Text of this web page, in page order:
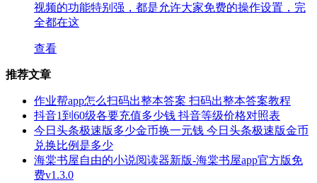
视频的功能特别强，都是允许大家免费的操作设置，完
全都在这
查看
推荐文章
作业帮app怎么扫码出整本答案 扫码出整本答案教程
抖音1到60级各要充值多少钱 抖音等级价格对照表
今日头条极速版多少金币换一元钱 今日头条极速版金币
兑换比例是多少
海棠书屋自由的小说阅读器新版-海棠书屋app官方版免
费v1.3.0